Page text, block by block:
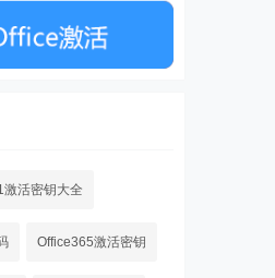
激活密钥大全
Office365激活密钥